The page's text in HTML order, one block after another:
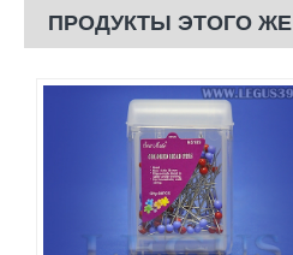
ПРОДУКТЫ ЭТОГО